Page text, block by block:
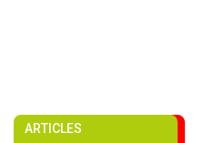
ARTICLES